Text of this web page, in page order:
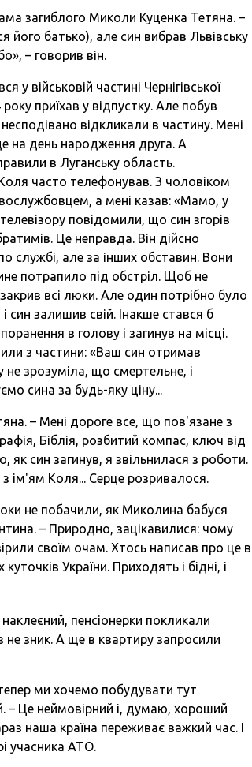
загиблого Миколи Куценка Тетяна. –
батько), але син вибрав Львівську
– говорив він.
у військовій частині Чернігівської
приїхав у відпустку. Але побув
відкликали в частину. Мені
на день народження друга. А
в Луганську область.
часто телефонував. З чоловіком
а мені казав: «Мамо, у
повідомили, що син згорів
Це неправда. Він дійсно
службі, але за інших обставин. Вони
потрапило під обстріл. Щоб не
всі люки. Але один потрібно було
син залишив свій. Інакше стався б
в голову і загинув на місці.
з частини: «Ваш син отримав
не зрозуміла, що смертельне, і
сина за будь-яку ціну...
– Мені дороге все, що пов'язане з
Біблія, розбитий компас, ключ від
як син загинув, я звільнилася з роботи.
ім'ям Коля... Серце розривалося.
не побачили, як Миколина бабуся
– Природно, зацікавилися: чому
своїм очам. Хтось написав про це в
України. Приходять і бідні, і
пенсіонерки покликали
не зник. А ще в квартиру запросили
ми хочемо побудувати тут
– Це неймовірний і, думаю, хороший
наша країна переживає важкий час. І
учасника АТО.